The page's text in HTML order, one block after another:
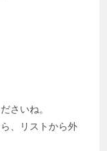
さいね。
、リストから外